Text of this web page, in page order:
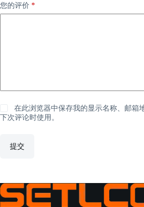
您的评价 *
在此浏览器中保存我的显示名称、邮箱
下次评论时使用。
提交